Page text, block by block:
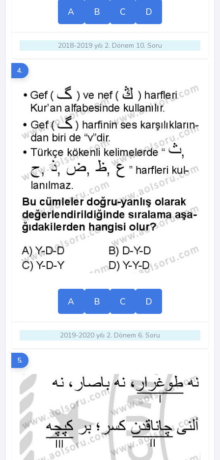
A B C D
2018-2019 yılı 2. Dönem 10. Soru
4.
A B C D
2019-2020 yılı 2. Dönem 6. Soru
5.